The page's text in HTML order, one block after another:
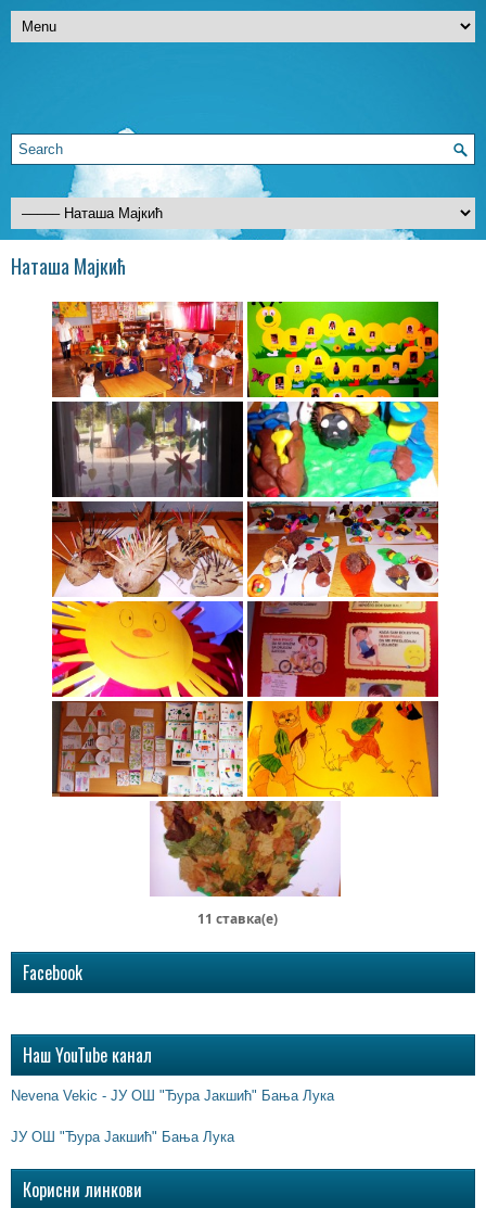
Наташа Мајкић
11 ставка(e)
Facebook
Наш YouTube канал
Nevena Vekic - ЈУ ОШ "Ђура Јакшић" Бања Лука
ЈУ ОШ "Ђура Јакшић" Бања Лука
Корисни линкови